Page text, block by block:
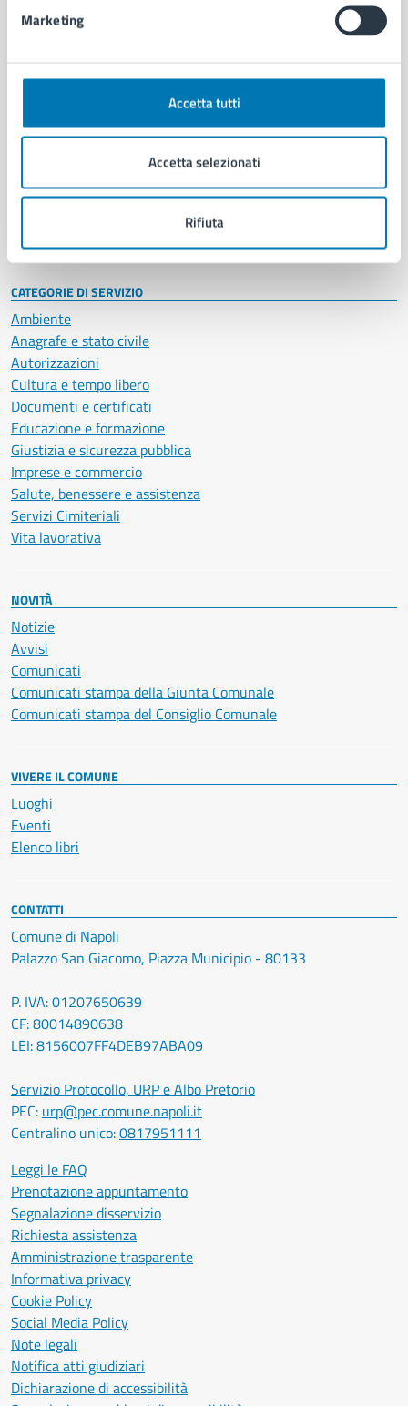
Marketing
Accetta tutti
Accetta selezionati
Rifiuta
AMMINISTRAZIONE
Organi di governo
Enti e fondazioni
Personale amministrativo
Intranet, posta aziendale e protocollo
CATEGORIE DI SERVIZIO
Ambiente
Anagrafe e stato civile
Autorizzazioni
Cultura e tempo libero
Documenti e certificati
Educazione e formazione
Giustizia e sicurezza pubblica
Imprese e commercio
Salute, benessere e assistenza
Servizi Cimiteriali
Vita lavorativa
NOVITÀ
Notizie
Avvisi
Comunicati
Comunicati stampa della Giunta Comunale
Comunicati stampa del Consiglio Comunale
VIVERE IL COMUNE
Luoghi
Eventi
Elenco libri
CONTATTI
Comune di Napoli
Palazzo San Giacomo, Piazza Municipio - 80133
P. IVA: 01207650639
CF: 80014890638
LEI: 8156007FF4DEB97ABA09
Servizio Protocollo, URP e Albo Pretorio
PEC: urp@pec.comune.napoli.it
Centralino unico:0817951111
Leggi le FAQ
Prenotazione appuntamento
Segnalazione disservizio
Richiesta assistenza
Amministrazione trasparente
Informativa privacy
Cookie Policy
Social Media Policy
Note legali
Notifica atti giudiziari
Dichiarazione di accessibilità